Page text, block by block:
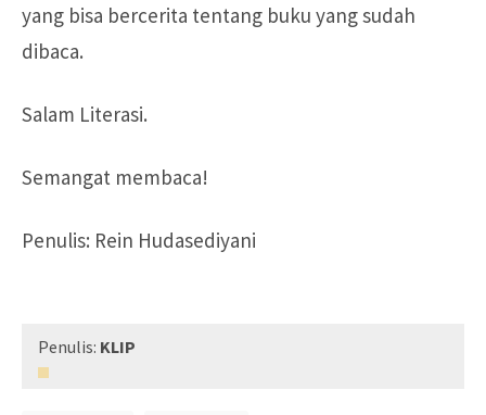
yang bisa bercerita tentang buku yang sudah
dibaca.
Salam Literasi.
Semangat membaca!
Penulis: Rein Hudasediyani
Penulis: KLIP